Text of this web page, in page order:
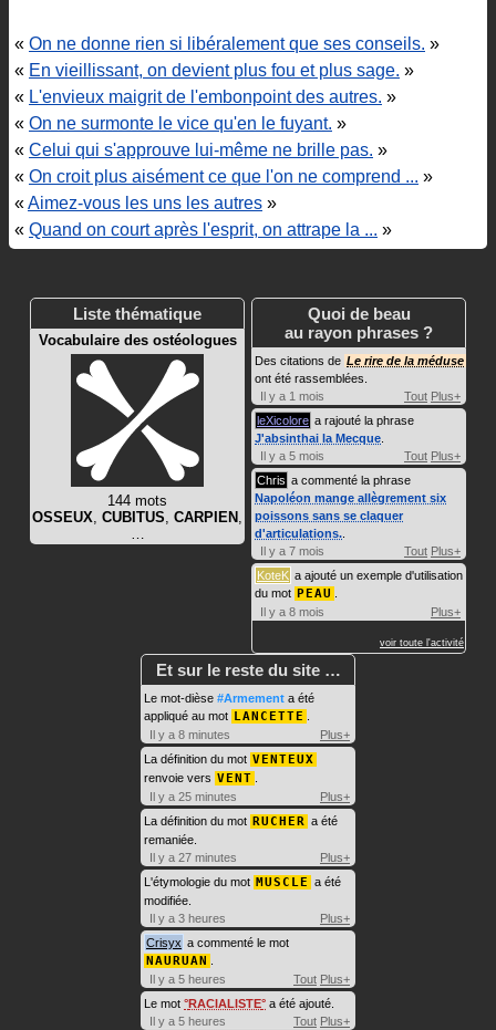
« On ne donne rien si libéralement que ses conseils. »
« En vieillissant, on devient plus fou et plus sage. »
« L'envieux maigrit de l'embonpoint des autres. »
« On ne surmonte le vice qu'en le fuyant. »
« Celui qui s'approuve lui-même ne brille pas. »
« On croit plus aisément ce que l'on ne comprend ... »
«Aimez-vous les uns les autres »
« Quand on court après l'esprit, on attrape la ... »
Liste thématique
Vocabulaire des ostéologues
144 mots
OSSEUX, CUBITUS, CARPIEN ,
…
Quoi de beau
au rayon phrases ?
Des citations de Le rire de la méduse
ont été rassemblées.
Il y a 1 mois
Tout Plus+
leXicolore a rajouté la phrase
J'absinthai la Mecque
Il y a 5 mois
Tout Plus+
Chris a commenté la phrase
Napoléon mange allègrement six
poissons sans se claquer
d'articulations.
Il y a 7 mois
Tout Plus+
KoteK a ajouté un exemple d'utilisation
du mot PEAU
Il y a 8 mois
Plus+
voir toute l'activité
Et sur le reste du site …
Le mot-dièse #Armement a été
appliqué au mot LANCETTE
Il y a 8 minutes
Plus+
La définition du mot VENTEUX
renvoie vers VENT
Il y a 25 minutes
Plus+
La définition du mot RUCHER a été
remaniée.
Il y a 27 minutes
Plus+
L'étymologie du mot MUSCLE a été
modifiée.
Il y a 3 heures
Plus+
Crisyx a commenté le mot
NAURUAN
Il y a 5 heures
Tout Plus+
Le mot RACIALISTE a été ajouté.
Il y a 5 heures
Tout Plus+